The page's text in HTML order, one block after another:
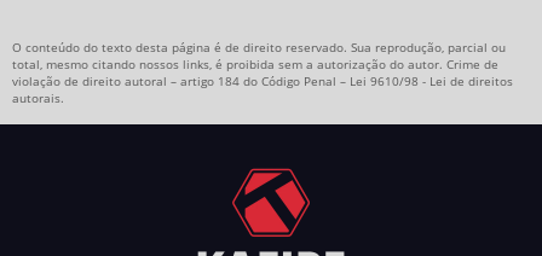
O conteúdo do texto desta página é de direito reservado. Sua reprodução, parcial ou
total, mesmo citando nossos links, é proibida sem a autorização do autor. Crime de
violação de direito autoral – artigo 184 do Código Penal – Lei 9610/98 - Lei de direitos
autorais.